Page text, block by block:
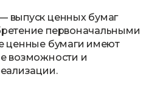
выпуск ценных бумаг
первоначальными
ценные бумаги имеют
возможности и